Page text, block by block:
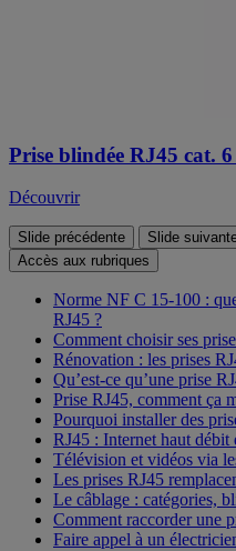
Prise blindée RJ45 cat.
Découvrir
Slide précédente
Slide
Accès aux rubriques
Norme NF C 15-100 :
RJ45 ?
Comment choisir ses
Rénovation : les prises
Qu’est-ce qu’une prise
Prise RJ45, comment ça
Pourquoi installer des
RJ45 : Internet haut débit
Télévision et vidéos via
Les prises RJ45
Le câblage : catégories,
Comment raccorder une
Faire appel à un